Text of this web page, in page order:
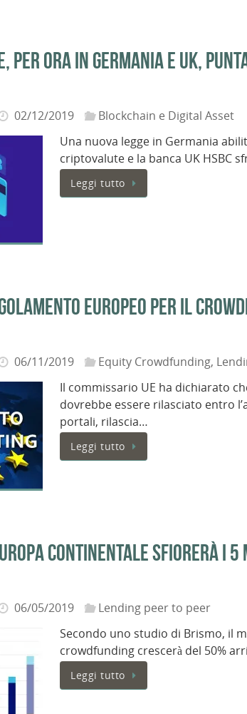
per ora in Germania e UK,
02/12/2019
Blockchain e Digital Asset
Una nuova legge in Germania
criptovalute e la banca UK HSBC
Leggi tutto
europeo per il
06/11/2019 Equity Crowdfunding,
Il commissario UE ha dichiarato
dovrebbe essere rilasciato entro
portali, rilascia…
Leggi tutto
continentale sfiorerà i
06/05/2019
Lending peer to peer
Secondo uno studio di Brismo, il
crowdfunding crescerà del 50%
Leggi tutto